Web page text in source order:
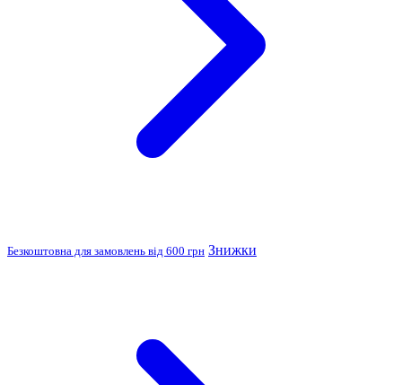
Безкоштовна для замовлень від 600 грн Знижки